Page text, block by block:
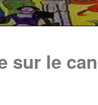
sur le